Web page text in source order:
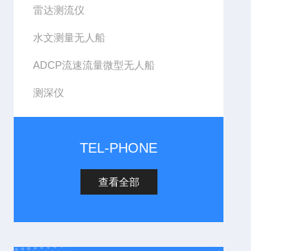
雷达测流仪
水文测量无人船
ADCP流速流量微型无人船
测深仪
TEL-PHONE
查看全部